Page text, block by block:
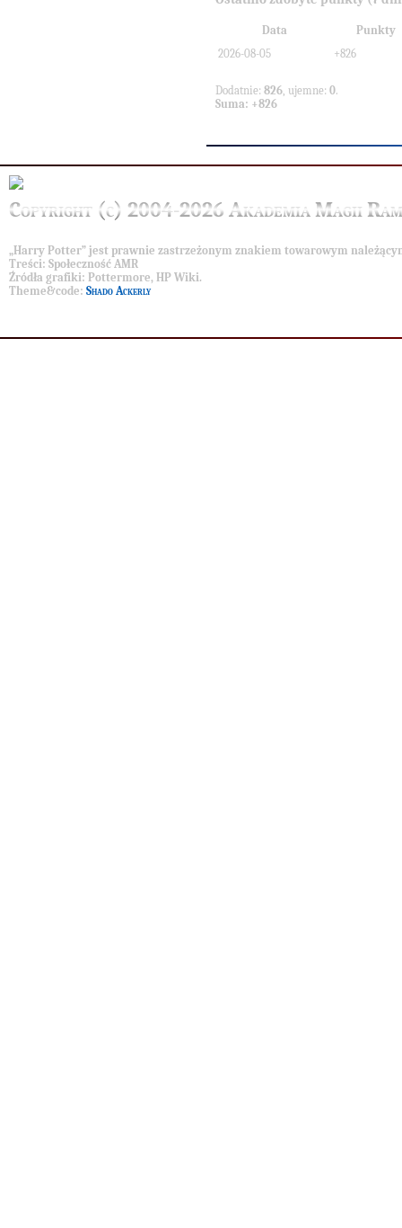
Data
Punkty
2026-08-05
+826
Dodatnie: 826 , ujemne: 0.
Suma: +826
Copyright (c) 2004-2026 Akademia Magii
„Harry Potter” jest prawnie zastrzeżonym znakiem towarowym
Treści: Społeczność AMR
Źródła grafiki: Pottermore, HP Wiki.
Theme&code: Shado Ackerly